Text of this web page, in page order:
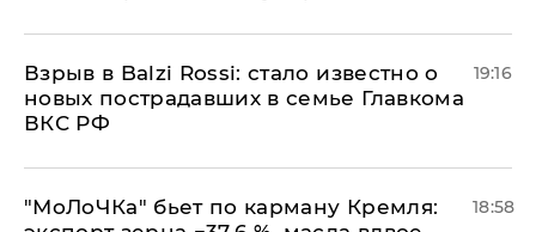
Взрыв в Balzi Rossi: стало известно о
новых пострадавших в семье Главкома
ВКС РФ
19:16
​"МоЛоЧКа" бьет по карману Кремля:
18:58